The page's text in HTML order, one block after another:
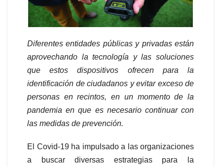
Diferentes entidades públicas y privadas están
aprovechando la tecnología y las soluciones
que estos dispositivos ofrecen para la
identificación de ciudadanos y evitar exceso de
personas en recintos, en un momento de la
pandemia en que es necesario continuar con
las medidas de prevención.
El Covid-19 ha impulsado a las organizaciones
a buscar diversas estrategias para la